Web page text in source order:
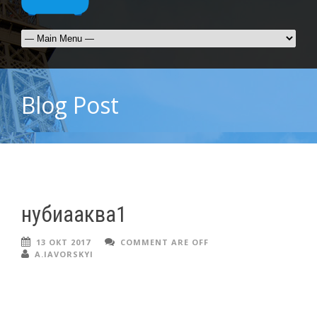
Blog Post
нубиааква1
13 ОКТ 2017
COMMENT ARE OFF
A.IAVORSKYI